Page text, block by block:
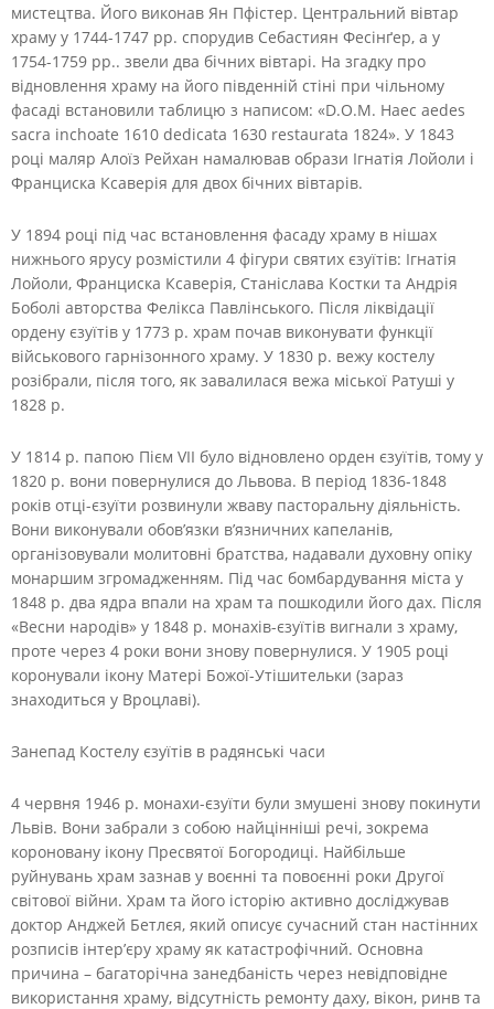
мистецтва. Його виконав Ян Пфістер. Центральний вівтар
храму у 1744-1747 рр. спорудив Себастиян Фесінґер, а у
1754-1759 рр.. звели два бічних вівтарі. На згадку про
відновлення храму на його південній стіні при чільному
фасаді встановили таблицю з написом: «D.O.M. Haec aedes
sacra inchoate 1610 dedicata 1630 restaurata 1824». У 1843
році маляр Алоїз Рейхан намалював образи Ігнатія Лойоли і
Франциска Ксаверія для двох бічних вівтарів.
У 1894 році під час встановлення фасаду храму в нішах
нижнього ярусу розмістили 4 фігури святих єзуїтів: Ігнатія
Лойоли, Франциска Ксаверія, Станіслава Костки та Андрія
Боболі авторства Фелікса Павлінського. Після ліквідації
ордену єзуїтів у 1773 р. храм почав виконувати функції
військового гарнізонного храму. У 1830 р. вежу костелу
розібрали, після того, як завалилася вежа міської Ратуші у
1828 р.
У 1814 р. папою Пієм VII було відновлено орден єзуїтів, тому у
1820 р. вони повернулися до Львова. В період 1836-1848
років отці-єзуїти розвинули жваву пасторальну діяльність.
Вони виконували обов’язки в’язничних капеланів,
організовували молитовні братства, надавали духовну опіку
монаршим згромадженням. Під час бомбардування міста у
1848 р. два ядра впали на храм та пошкодили його дах. Після
«Весни народів» у 1848 р. монахів-єзуїтів вигнали з храму,
проте через 4 роки вони знову повернулися. У 1905 році
коронували ікону Матері Божої-Утішительки (зараз
знаходиться у Вроцлаві).
Занепад Костелу єзуїтів в радянські часи
4 червня 1946 р. монахи-єзуїти були змушені знову покинути
Львів. Вони забрали з собою найцінніші речі, зокрема
короновану ікону Пресвятої Богородиці. Найбільше
руйнувань храм зазнав у воєнні та повоєнні роки Другої
світової війни. Храм та його історію активно досліджував
доктор Анджей Бетлєя, який описує сучасний стан настінних
розписів інтер’єру храму як катастрофічний. Основна
причина – багаторічна занедбаність через невідповідне
використання храму, відсутність ремонту даху, вікон, ринв та